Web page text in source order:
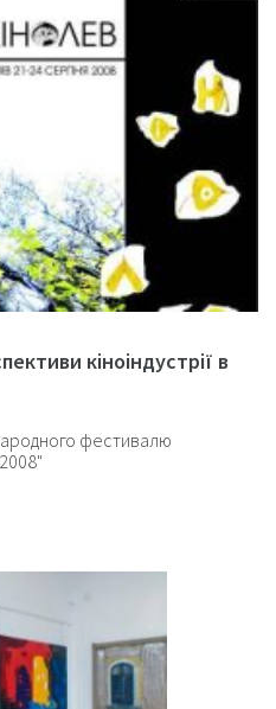
кіноіндустрії в
фестивалю